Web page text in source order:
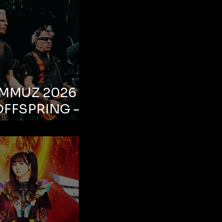
2026 –
–
Life Park